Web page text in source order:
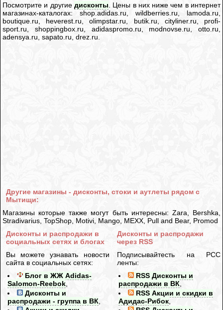
Посмотрите и другие дисконты . Цены в них ниже чем в интернет
магазинах-каталогах: shop.adidas.ru, wildberries.ru, lamoda.ru,
boutique.ru, heverest.ru, olimpstar.ru, butik.ru, cityliner.ru, profi-
sport.ru, shoppingbox.ru, adidaspromo.ru, modnovse.ru, otto.ru,
adensya.ru, sapato.ru, drez.ru.
Другие магазины - дисконты, стоки и аутлеты рядом с
Мытищи:
Магазины которые также могут быть интересны: Zara, Bershka,
Stradivarius, TopShop, Motivi, Mango, MEXX, Pull and Bear, Promod
Дисконты и распродажи в
социальных сетях и блогах
Вы можете узнавать новости
сайта в социальных сетях:
Блог в ЖЖ Adidas-
Salomon-Reebok,
Дисконты и
распродажи - группа в ВК
Дисконты и распродажи
через RSS
Подписывайтесть на РСС
ленты:
RSS Дисконты и
распродажи в ВК
RSS Акции и скидки в
Адидас-Рибок